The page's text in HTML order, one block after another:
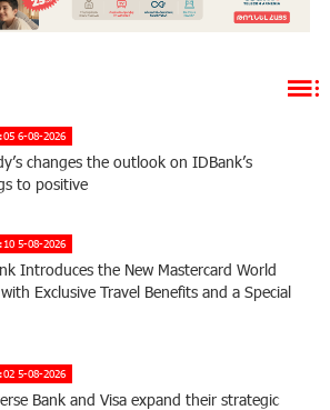
6-08-2026
changes the outlook on IDBank’s
to positive
5-08-2026
Introduces the New Mastercard World
Exclusive Travel Benefits and a Special
5-08-2026
Bank and Visa expand their strategic